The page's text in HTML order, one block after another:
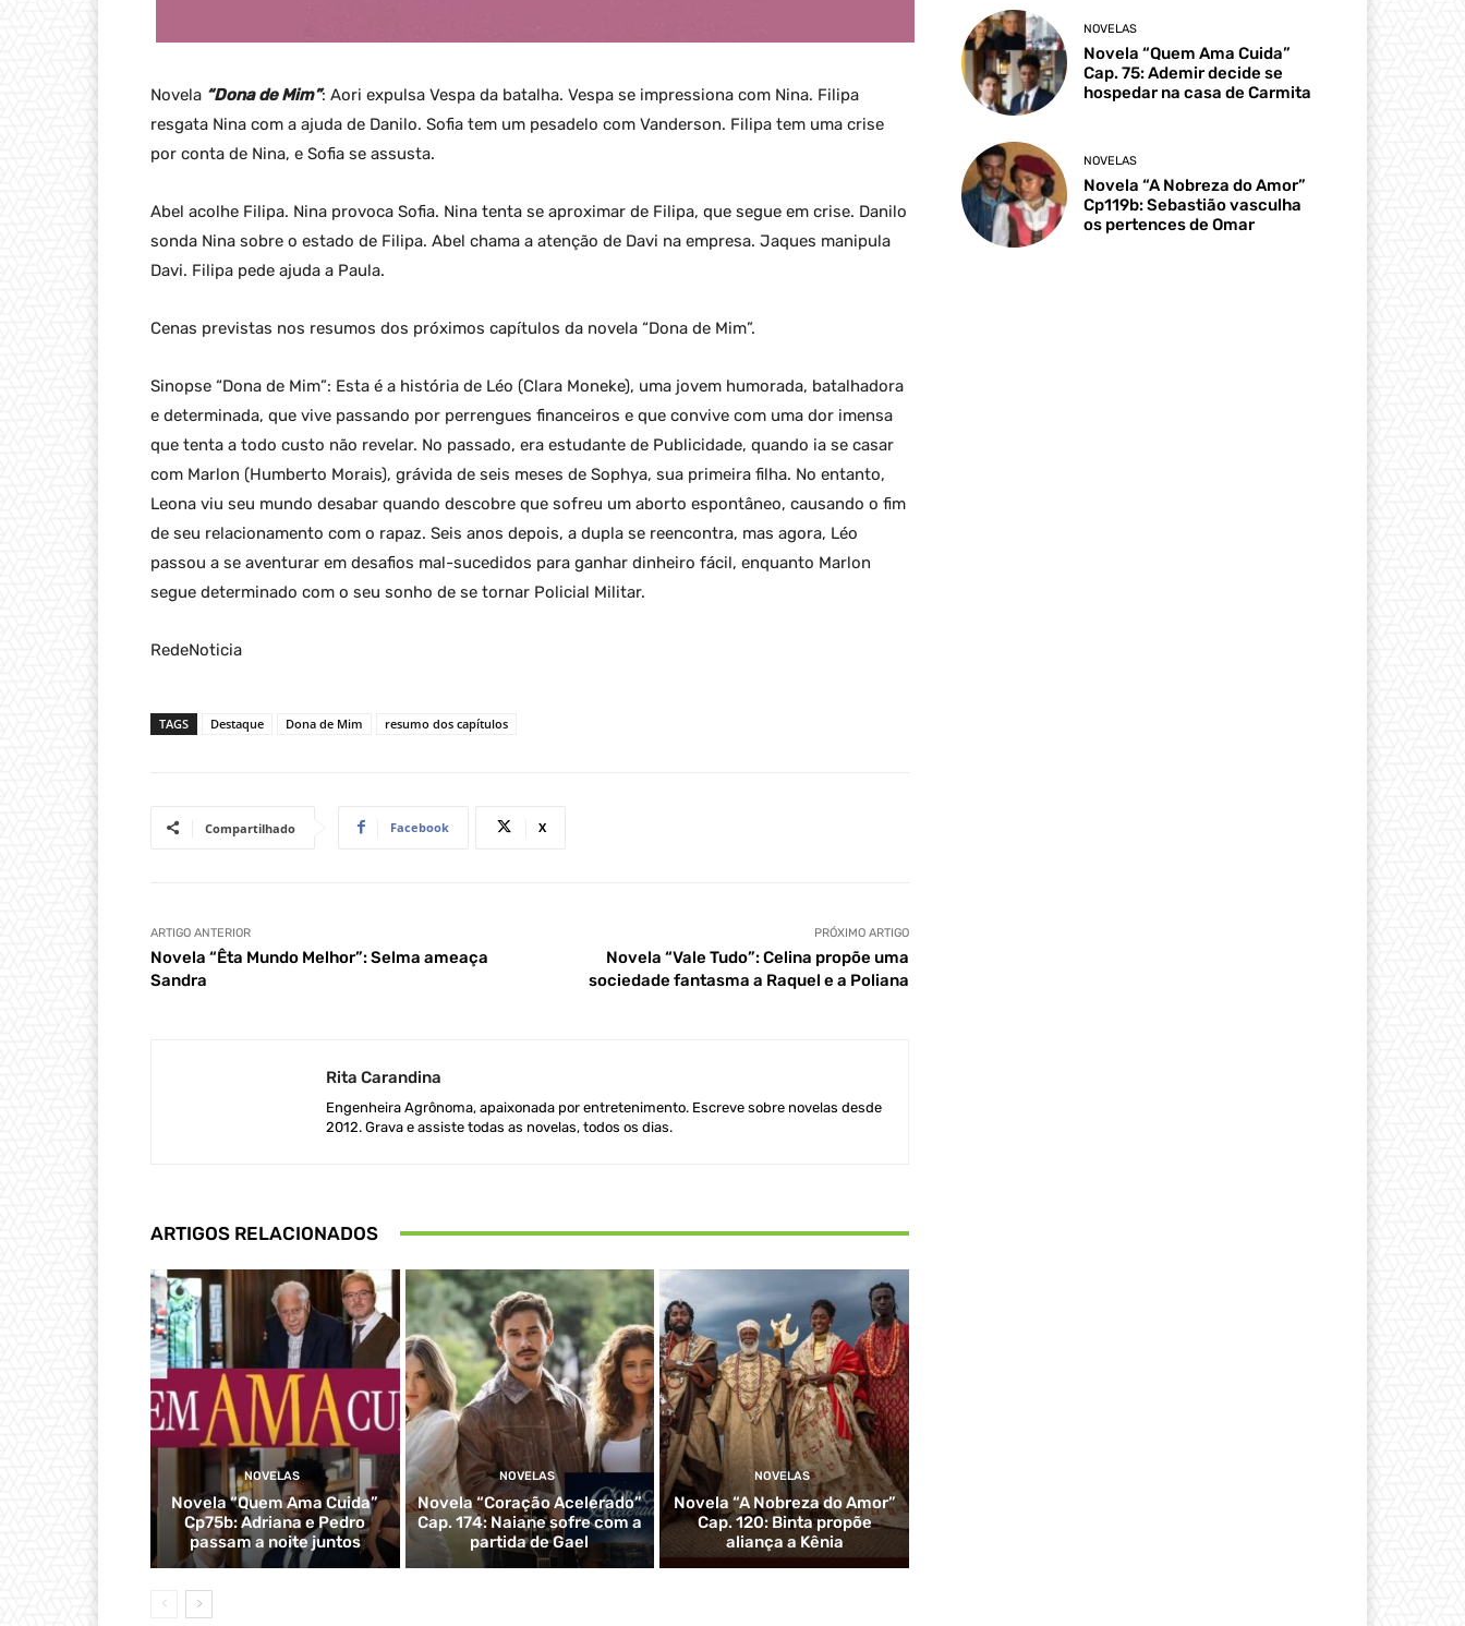
Novela “Dona de Mim”: Aori expulsa Vespa da batalha. Vespa se impressiona com Nina. Filipa
resgata Nina com a ajuda de Danilo. Sofia tem um pesadelo com Vanderson. Filipa tem uma crise
por conta de Nina, e Sofia se assusta.
Abel acolhe Filipa. Nina provoca Sofia. Nina tenta se aproximar de Filipa, que segue em crise. Danilo
sonda Nina sobre o estado de Filipa. Abel chama a atenção de Davi na empresa. Jaques manipula
Davi. Filipa pede ajuda a Paula.
Cenas previstas nos resumos dos próximos capítulos da novela “Dona de Mim”.
Sinopse “Dona de Mim”: Esta é a história de Léo (Clara Moneke), uma jovem humorada, batalhadora
e determinada, que vive passando por perrengues financeiros e que convive com uma dor imensa
que tenta a todo custo não revelar. No passado, era estudante de Publicidade, quando ia se casar
com Marlon (Humberto Morais), grávida de seis meses de Sophya, sua primeira filha. No entanto,
Leona viu seu mundo desabar quando descobre que sofreu um aborto espontâneo, causando o fim
de seu relacionamento com o rapaz. Seis anos depois, a dupla se reencontra, mas agora, Léo
passou a se aventurar em desafios mal-sucedidos para ganhar dinheiro fácil, enquanto Marlon
segue determinado com o seu sonho de se tornar Policial Militar.
RedeNoticia
TAGS Destaque Dona de Mim resumo dos capítulos
Compartilhado Facebook X
ARTIGO ANTERIOR
Novela “Êta Mundo Melhor”: Selma ameaça
Sandra
PRÓXIMO ARTIGO
Novela “Vale Tudo”: Celina propõe uma
sociedade fantasma a Raquel e a Poliana
Rita Carandina
Engenheira Agrônoma, apaixonada por entretenimento. Escreve sobre novelas desde
2012. Grava e assiste todas as novelas, todos os dias.
ARTIGOS RELACIONADOS
NOVELAS
Novela “Quem Ama Cuida”
Cp75b: Adriana e Pedro
passam a noite juntos
NOVELAS
Novela “Coração Acelerado”
Cap. 174: Naiane sofre com a
partida de Gael
NOVELAS
Novela “A Nobreza do Amor”
Cap. 120: Binta propõe
aliança a Kênia
NOVELAS
Novela “Quem Ama Cuida”
Cap. 75: Ademir decide se
hospedar na casa de Carmita
NOVELAS
Novela “A Nobreza do Amor”
Cp119b: Sebastião vasculha
os pertences de Omar